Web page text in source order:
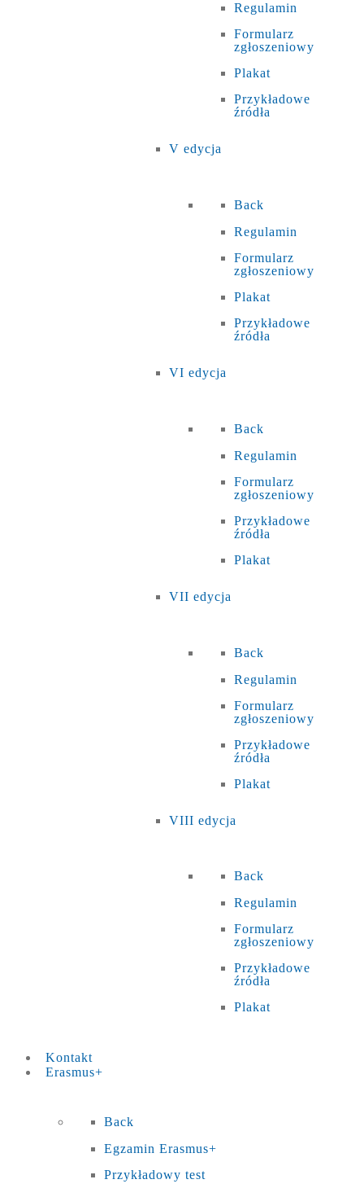
Regulamin
Formularz
zgłoszeniowy
Plakat
Przykładowe
źródła
V edycja
Back
Regulamin
Formularz
zgłoszeniowy
Plakat
Przykładowe
źródła
VI edycja
Back
Regulamin
Formularz
zgłoszeniowy
Przykładowe
źródła
Plakat
VII edycja
Back
Regulamin
Formularz
zgłoszeniowy
Przykładowe
źródła
Plakat
VIII edycja
Back
Regulamin
Formularz
zgłoszeniowy
Przykładowe
źródła
Plakat
Kontakt
Erasmus+
Back
Egzamin Erasmus+
Przykładowy test